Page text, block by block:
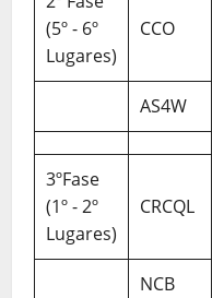
(5º - 6º
Lugares)
CCO
AS4W
3ºFase
(1º - 2º
Lugares)
CRCQL
NCB